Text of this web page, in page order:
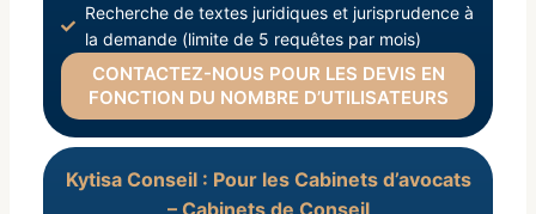
Recherche de textes juridiques et jurisprudence à
la demande (limite de 5 requêtes par mois)
CONTACTEZ-NOUS POUR LES DEVIS EN
FONCTION DU NOMBRE D’UTILISATEURS
Kytisa Conseil : Pour les Cabinets d’avocats
– Cabinets de Conseil